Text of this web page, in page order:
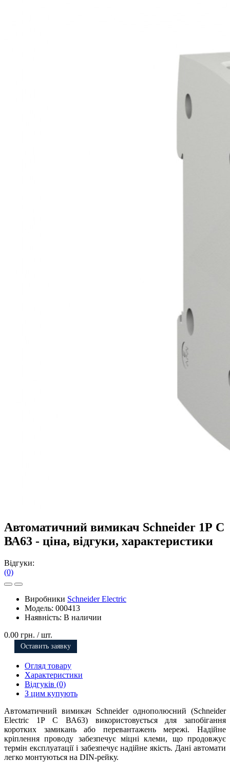
Автоматичний вимикач Schneider 1Р C
ВА63 - ціна, відгуки, характеристики
Відгуки:
(0)
Виробники Schneider Electric
Модель: 000413
Наявність: В наличии
0.00 грн. / шт.
Оставить заявку
Огляд товару
Характеристики
Відгуків (0)
З цим купують
Автоматичний вимикач Schneider однополюсний (Schneider
Electric 1Р C ВА63) використовується для запобігання
коротких замикань або перевантажень мережі. Надійне
кріплення проводу забезпечує міцні клеми, що продовжує
термін експлуатації і забезпечує надійне якість. Дані автомати
легко монтуються на DIN-рейку.